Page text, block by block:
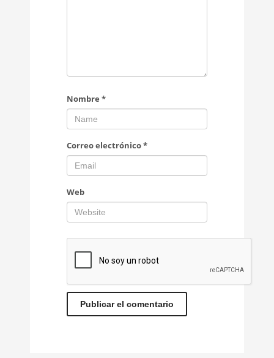
Nombre *
Correo electrónico*
Web